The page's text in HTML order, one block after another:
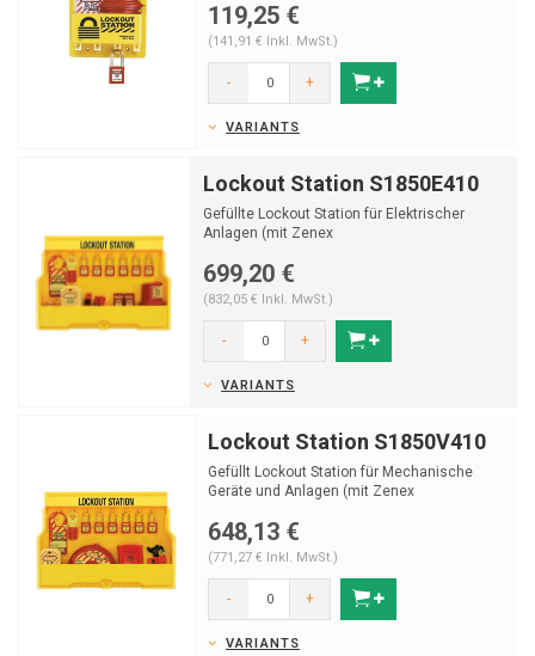
119,25 €
(141,91 € Inkl. MwSt.)
- +
VARIANTS
Lockout Station S1850E410
Gefüllte Lockout Station für Elektrischer
Anlagen (mit Zenex
699,20 €
(832,05 € Inkl. MwSt.)
- +
VARIANTS
Lockout Station S1850V410
Gefüllt Lockout Station für Mechanische
Geräte und Anlagen (mit Zenex
648,13 €
(771,27 € Inkl. MwSt.)
- +
VARIANTS